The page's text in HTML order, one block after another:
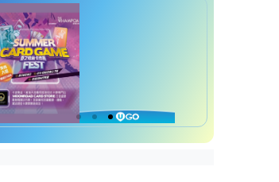
暑期實習生（社會工作）截止申
請日期
暑期實習生（社會工作）招聘查
詢方法